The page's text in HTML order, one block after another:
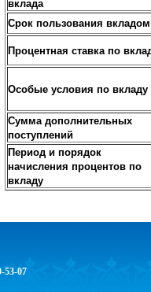
вклада
Срок пользования вкладом
Процентная ставка по
Особые условия по вкладу
Сумма дополнительных
поступлений
Период и порядок
начисления процентов по
вкладу
53-07